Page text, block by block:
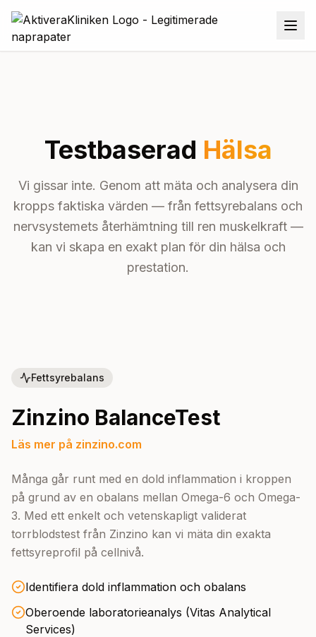
Testbaserad Hälsa
Vi gissar inte. Genom att mäta och analysera din
kropps faktiska värden — från fettsyrebalans och
nervsystemets återhämtning till ren muskelkraft —
kan vi skapa en exakt plan för din hälsa och
prestation.
Fettsyrebalans
Zinzino BalanceTest
Läs mer på zinzino.com
Många går runt med en dold inflammation i kroppen
på grund av en obalans mellan Omega-6 och Omega-
3. Med ett enkelt och vetenskapligt validerat
torrblodstest från Zinzino kan vi mäta din exakta
fettsyreprofil på cellnivå.
Identifiera dold inflammation och obalans
Oberoende laboratorieanalys (Vitas Analytical
Services)